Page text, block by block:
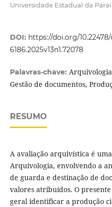
Universidade Estadual da
DOI: https://doi.org/10.22478/
6186.2025v13n1.72078
Palavras-chave:
Gestão de documentos,
RESUMO
A avaliação arquivística é
Arquivologia, envolvendo a
de guarda e destinação de
valores atribuídos. O
geral identificar a produção